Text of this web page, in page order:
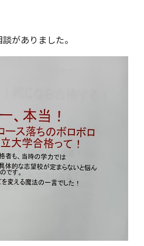
がありました。